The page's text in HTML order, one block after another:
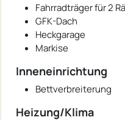
Fahrradträger für 2
GFK-Dach
Heckgarage
Markise
Inneneinrichtung
Bettverbreiterung
Heizung/Klima